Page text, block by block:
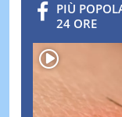
PIÙ
24 ORE